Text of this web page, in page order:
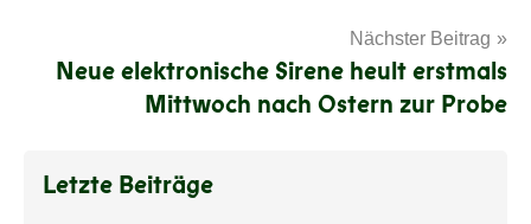
Nächster Beitrag
Neue elektronische Sirene heult erstmals
Mittwoch nach Ostern zur Probe
Letzte Beiträge